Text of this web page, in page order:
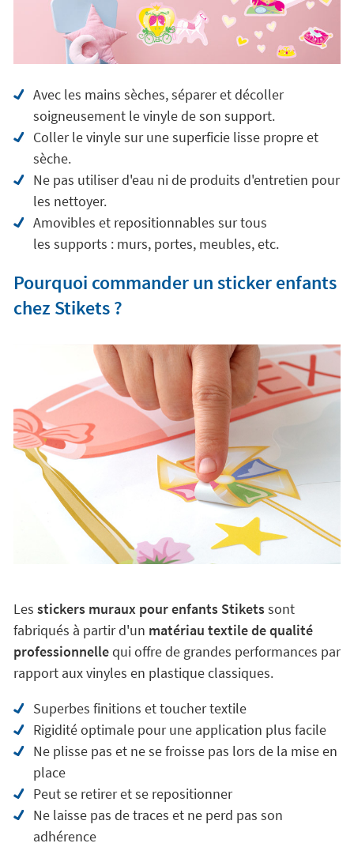
Avec les mains sèches, séparer et décoller
soigneusement le vinyle de son support.
Coller le vinyle sur une superficie lisse propre et
sèche.
Ne pas utiliser d'eau ni de produits d'entretien pour
les nettoyer.
Amovibles et repositionnables sur tous
les supports : murs, portes, meubles, etc.
Pourquoi commander un sticker enfants
chez Stikets ?
Les stickers muraux pour enfants Stiketssont
fabriqués à partir d'un matériau textile de qualité
professionnellequi offre de grandes performances par
rapport aux vinyles en plastique classiques.
Superbes finitions et toucher textile
Rigidité optimale pour une application plus facile
Ne plisse pas et ne se froisse pas lors de la mise en
place
Peut se retirer et se repositionner
Ne laisse pas de traces et ne perd pas son
adhérence